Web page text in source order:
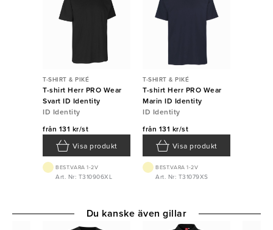
T-SHIRT & PIKÉ
T-shirt Herr PRO Wear
Svart ID Identity
ID Identity
från 131 kr/st
Visa produkt
BEST.VARA 1-2V
Art. Nr: T310906XL
T-SHIRT & PIKÉ
T-shirt Herr PRO Wear
Marin ID Identity
ID Identity
från 131 kr/st
Visa produkt
BEST.VARA 1-2V
Art. Nr: T31079XS
Du kanske även gillar